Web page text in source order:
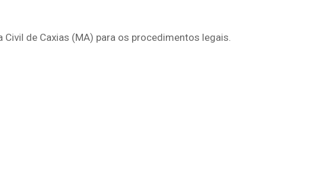
de Caxias (MA) para os procedimentos legais.